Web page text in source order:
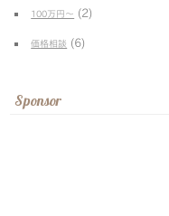
100万円〜 (2)
価格相談 (6)
Sponsor